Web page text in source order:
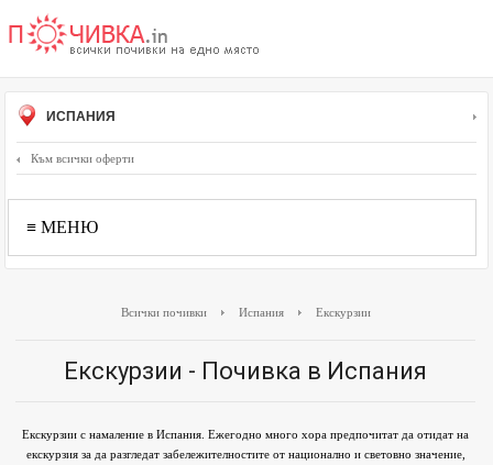
ИСПАНИЯ
Към всички оферти
≡ МЕНЮ
Всички почивки Испания Екскурзии
Екскурзии - Почивка в Испания
Екскурзии с намаление в Испания. Ежегодно много хора предпочитат да отидат на
екскурзия за да разгледат забележителностите от национално и световно значение,